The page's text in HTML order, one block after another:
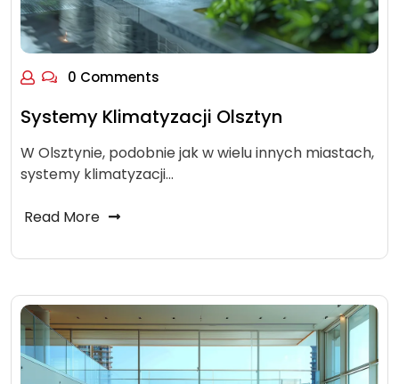
0 Comments
Systemy Klimatyzacji Olsztyn
W Olsztynie, podobnie jak w wielu innych miastach,
systemy klimatyzacji…
Read More